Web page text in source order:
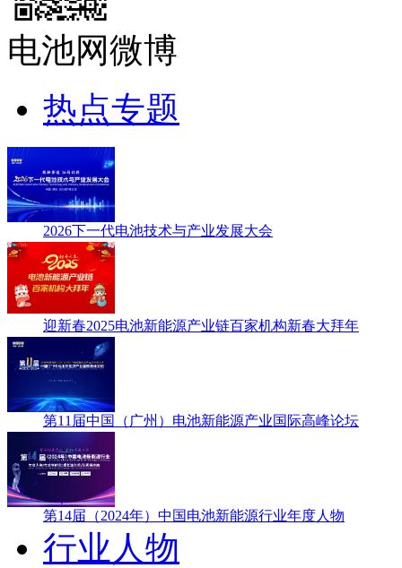
电池网微博
热点专题
2026下一代电池技术与产业发展大会
迎新春2025电池新能源产业链百家机构新春大拜年
第11届中国（广州）电池新能源产业国际高峰论坛
第14届（2024年）中国电池新能源行业年度人物
行业人物